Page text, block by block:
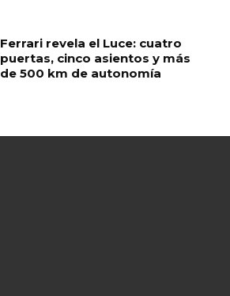
Ferrari revela el Luce: cuatro
puertas, cinco asientos y más
de 500 km de autonomía